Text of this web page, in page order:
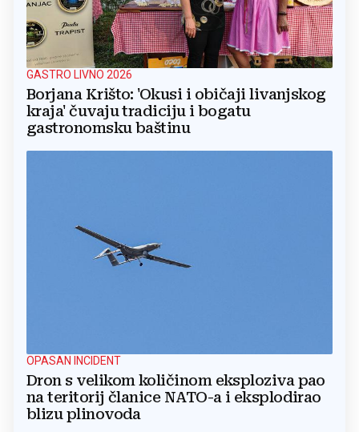
GASTRO LIVNO 2026
Borjana Krišto: 'Okusi i običaji livanjskog
kraja' čuvaju tradiciju i bogatu
gastronomsku baštinu
OPASAN INCIDENT
Dron s velikom količinom eksploziva pao
na teritorij članice NATO-a i eksplodirao
blizu plinovoda